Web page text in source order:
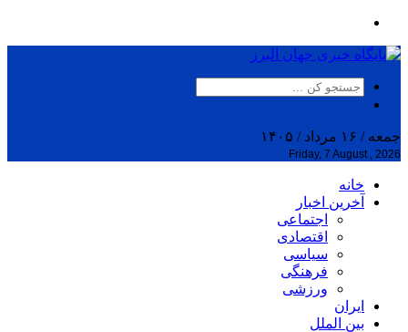
جمعه / ۱۶ مرداد / ۱۴۰۵
Friday, 7 August , 2026
خانه
آخرین اخبار
اجتماعی
اقتصادی
سیاسی
فرهنگی
ورزشی
ایران
بین الملل